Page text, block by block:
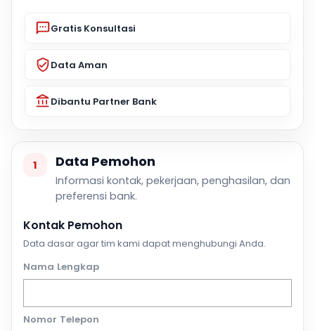
Gratis Konsultasi
Data Aman
Dibantu Partner Bank
1 Data Pemohon
Informasi kontak, pekerjaan, penghasilan, dan
preferensi bank.
Kontak Pemohon
Data dasar agar tim kami dapat menghubungi Anda.
Nama Lengkap
Nomor Telepon